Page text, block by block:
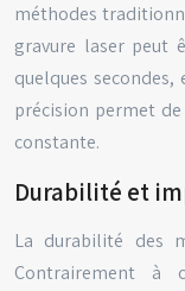
méthodes
gravure laser peut
quelques
précision permet
constante.
Durabilité et
La durabilité des
Contrairement à